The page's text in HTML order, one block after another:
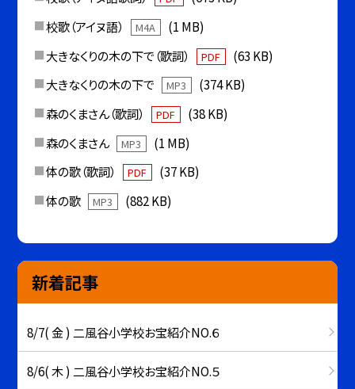
校歌（アイヌ語）
M4A
(1 MB)
大きなくりの木の下で（歌詞）
PDF
(63 KB)
大きなくりの木の下で
MP3
(374 KB)
森のくまさん（歌詞）
PDF
(38 KB)
森のくまさん
MP3
(1 MB)
体の歌（歌詞）
PDF
(37 KB)
体の歌
MP3 (882 KB)
新着記事
8/7( 金 ) 二風谷小学校お宝紹介NO.６
8/6( 木 ) 二風谷小学校お宝紹介NO.５